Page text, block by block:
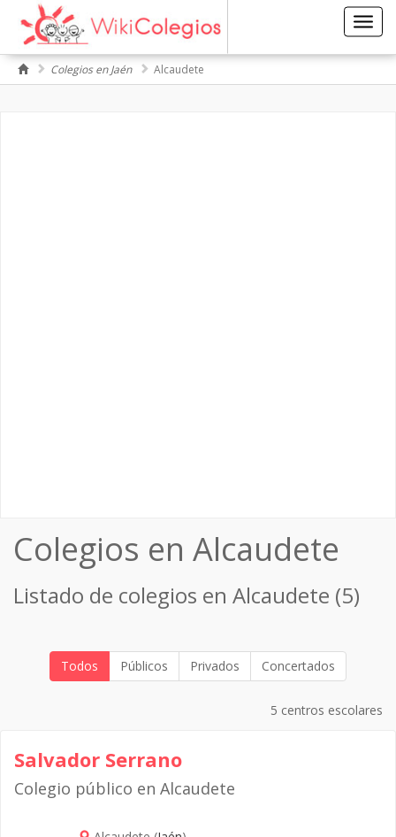
Colegios en Jaén Alcaudete
Colegios en Alcaudete
Listado de colegios en Alcaudete (5)
Todos Públicos Privados Concertados
5 centros escolares
Salvador Serrano
Colegio público en Alcaudete